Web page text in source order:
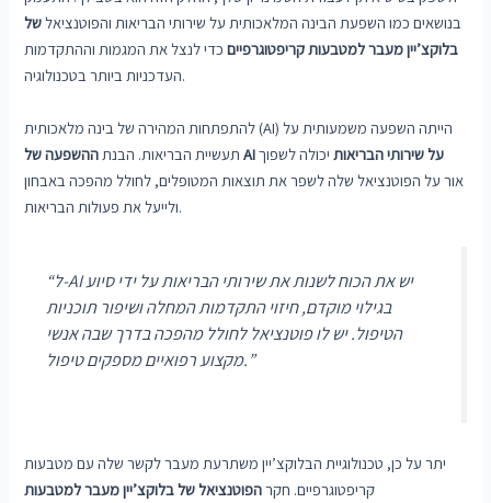
בנושאים כמו השפעת הבינה המלאכותית על שירותי הבריאות והפוטנציאלשל
בלוקצ’יין מעבר למטבעות קריפטוגרפייםכדי לנצל את המגמות וההתקדמות
העדכניות ביותר בטכנולוגיה.
להתפתחות המהירה של בינה מלאכותית (AI) הייתה השפעה משמעותית על
תעשיית הבריאות. הבנת
ההשפעה של AI על שירותי הבריאותיכולה לשפוך
אור על הפוטנציאל שלה לשפר את תוצאות המטופלים, לחולל מהפכה באבחון
ולייעל את פעולות הבריאות.
“ל-AI יש את הכוח לשנות את שירותי הבריאות על ידי סיוע
בגילוי מוקדם, חיזוי התקדמות המחלה ושיפור תוכניות
הטיפול. יש לו פוטנציאל לחולל מהפכה בדרך שבה אנשי
מקצוע רפואיים מספקים טיפול.”
יתר על כן, טכנולוגיית הבלוקצ’יין משתרעת מעבר לקשר שלה עם מטבעות
קריפטוגרפיים. חקרהפוטנציאל של בלוקצ’יין מעבר למטבעות